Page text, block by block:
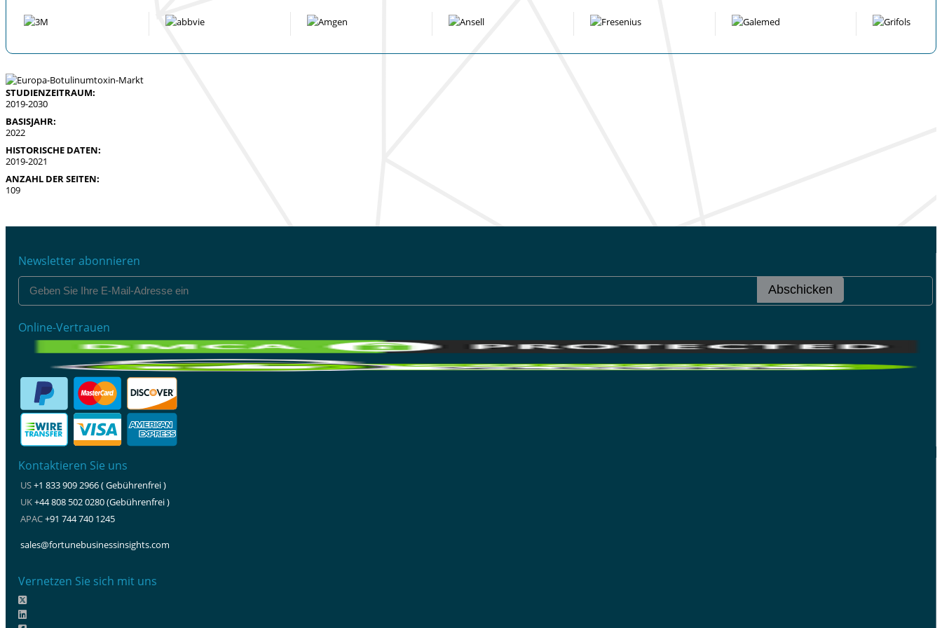
STUDIENZEITRAUM:
2019-2030
BASISJAHR:
2022
HISTORISCHE DATEN:
2019-2021
ANZAHL DER SEITEN:
109
Newsletter abonnieren
Abschicken
Online-Vertrauen
Kontaktieren Sie uns
US+1 833 909 2966 ( Gebührenfrei )
UK+44 808 502 0280 (Gebührenfrei )
APAC+91 744 740 1245
sales@fortunebusinessinsights.com
Vernetzen Sie sich mit uns